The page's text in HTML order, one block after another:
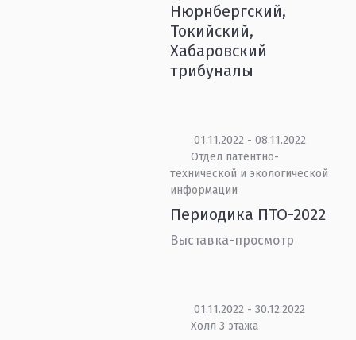
Нюрнбергский,
Токийский,
Хабаровский
трибуналы
01.11.2022 - 08.11.2022
Отдел патентно-
технической и экологической
информации
Периодика ПТО-2022
Выставка-просмотр
01.11.2022 - 30.12.2022
Холл 3 этажа